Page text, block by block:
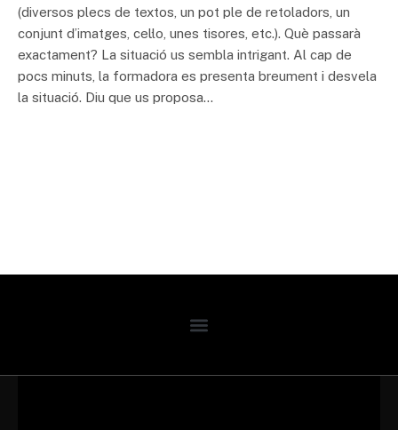
(diversos plecs de textos, un pot ple de retoladors, un
conjunt d’imatges, cel·lo, unes tisores, etc.). Què passarà
exactament? La situació us sembla intrigant. Al cap de
pocs minuts, la formadora es presenta breument i desvela
la situació. Diu que us proposa…